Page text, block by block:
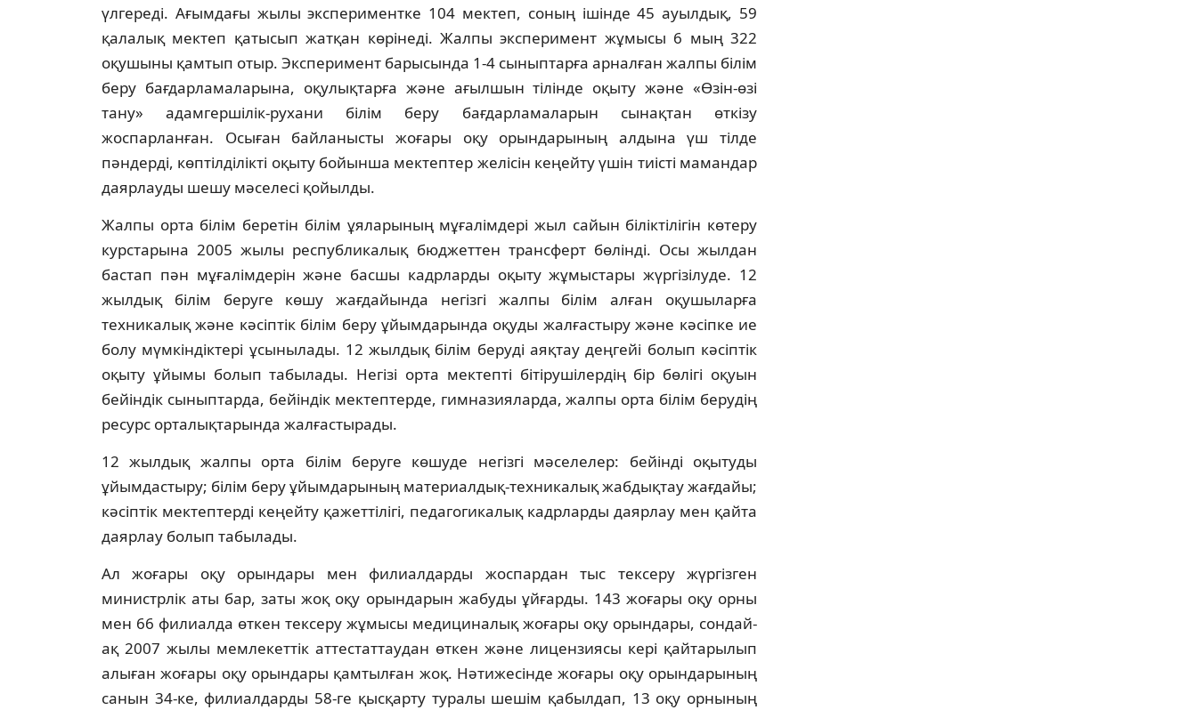
үлгередi. Ағымдағы жылы экспериментке 104 мектеп, соның iшiнде 45 ауылдық, 59
қалалық мектеп қатысып жатқан көрiнедi. Жалпы эксперимент жұмысы 6 мың 322
оқушыны қамтып отыр. Эксперимент барысында 1-4 сыныптарға арналған жалпы бiлiм
беру бағдарламаларына, оқулықтарға және ағылшын тiлiнде оқыту және «Өзiн-өзi
тану» адамгершiлiк-рухани бiлiм беру бағдарламаларын сынақтан өткiзу
жоспарланған. Осыған байланысты жоғары оқу орындарының алдына үш тiлде
пәндердi, көптiлдiлiктi оқыту бойынша мектептер желiсiн кеңейту үшiн тиiстi мамандар
даярлауды шешу мәселесi қойылды.
Жалпы орта бiлiм беретiн бiлiм ұяларының мұғалiмдерi жыл сайын бiлiктiлiгiн көтеру
курстарына 2005 жылы республикалық бюджеттен трансферт бөлiндi. Осы жылдан
бастап пән мұғалiмдерiн және басшы кадрларды оқыту жұмыстары жүргiзiлуде. 12
жылдық бiлiм беруге көшу жағдайында негiзгi жалпы бiлiм алған оқушыларға
техникалық және кәсiптiк бiлiм беру ұйымдарында оқуды жалғастыру және кәсiпке ие
болу мүмкiндiктерi ұсынылады. 12 жылдық бiлiм берудi аяқтау деңгейi болып кәсiптiк
оқыту ұйымы болып табылады. Негiзi орта мектептi бiтiрушiлердiң бiр бөлiгi оқуын
бейiндiк сыныптарда, бейiндiк мектептерде, гимназияларда, жалпы орта бiлiм берудiң
ресурс орталықтарында жалғастырады.
12 жылдық жалпы орта бiлiм беруге көшуде негiзгi мәселелер: бейiндi оқытуды
ұйымдастыру; бiлiм беру ұйымдарының материалдық-техникалық жабдықтау жағдайы;
кәсiптiк мектептердi кеңейту қажеттiлiгi, педагогикалық кадрларды даярлау мен қайта
даярлау болып табылады.
Ал жоғары оқу орындары мен филиалдарды жоспардан тыс тексеру жүргiзген
министрлiк аты бар, заты жоқ оқу орындарын жабуды ұйғарды. 143 жоғары оқу орны
мен 66 филиалда өткен тексеру жұмысы медициналық жоғары оқу орындары, сондай-
ақ 2007 жылы мемлекеттiк аттестаттаудан өткен және лицензиясы керi қайтарылып
алыған жоғары оқу орындары қамтылған жоқ. Нәтижесiнде жоғары оқу орындарының
санын 34-ке, филиалдарды 58-ге қысқарту туралы шешiм қабылдап, 13 оқу орнының